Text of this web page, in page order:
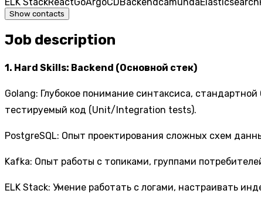
Show contacts
Job description
1. Hard Skills: Backend (Основной стек)
Golang: Глубокое понимание синтаксиса,
тестируемый код (Unit/Integration tests).
PostgreSQL: Опыт проектирования сложных схем
Kafka: Опыт работы с топиками, группами
ELK Stack: Умение работать с логами, настраивать